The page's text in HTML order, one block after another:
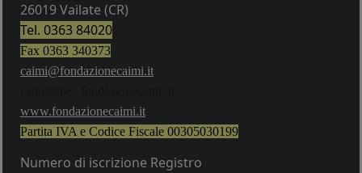
26019 Vailate (CR)
Tel. 0363 84020
Fax 0363 340373
caimi@fondazionecaimi.it
www.fondazionecaimi.it
Partita IVA e Codice Fiscale 00305030199
Numero di iscrizione Registro